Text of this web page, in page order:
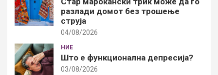
разлади домот без трошење
струја
04/08/2026
НИЕ
Што е функционална депресија?
03/08/2026